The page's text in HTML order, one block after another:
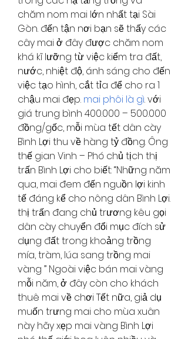
chăm nom mai lớn nhất tại Sài
Gòn. đến tận nơi bạn sẽ thấy các
cây mai ở đây được chăm nom
khá kĩ lưỡng từ việc kiểm tra đất,
nước, nhiệt độ, ánh sáng cho đến
việc tạo hình, cắt tỉa để cho ra 1
chậu mai đẹp. mai phôi là gì. với
giá trung bình 400.000 – 500.000
đồng/gốc, mỗi mùa tết dân cày
Bình Lợi thu về hàng tỷ đồng. Ông
thế gian Vinh – Phó chủ tịch thị
trấn Bình Lợi cho biết: “Những năm
qua, mai đem đến nguồn lợi kinh
tế đáng kể cho nông dân Bình Lợi.
thị trấn đang chủ trương kêu gọi
dân cày chuyển đổi mục đích sử
dụng đất trong khoảng trồng
mía, tràm, lúa sang trồng mai
vàng ” Ngoài việc bán mai vàng
mỗi năm, ở đây còn cho khách
thuê mai về chơi Tết nữa, giả dụ
muốn trưng mai cho mùa xuân
này hãy xẹp mai vàng Bình Lợi